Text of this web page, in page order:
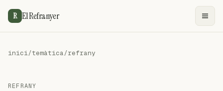
R El Refranyer
inici/temàtica/refrany
REFRANY